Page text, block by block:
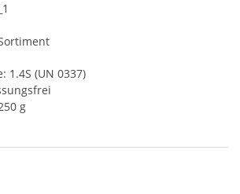
1.4S (UN 0337)
g